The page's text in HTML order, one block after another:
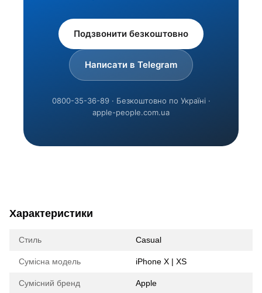
Подзвонити безкоштовно
Написати в Telegram
0800-35-36-89 · Безкоштовно по Україні ·
apple-people.com.ua
Характеристики
Стиль Casual
Сумісна модель iPhone X | XS
Сумісний бренд Apple